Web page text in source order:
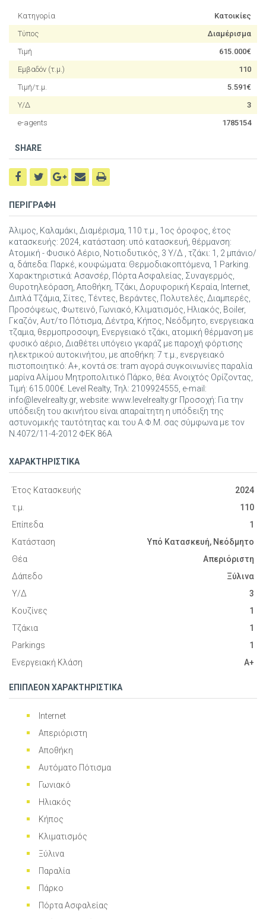
Κατηγορία
Κατοικίες
Τύπος
Διαμέρισμα
Τιμή
615.000€
Εμβαδόν (τ.μ.)
110
Τιμή/τ.μ.
5.591€
Υ/Δ
3
e-agents
1785154
SHARE
ΠΕΡΙΓΡΑΦΗ
Άλιμος, Καλαμάκι, Διαμέρισμα, 110 τ.μ., 1ος όροφος, έτος
κατασκευής: 2024, κατάσταση: υπό κατασκευή, θέρμανση:
Ατομική - Φυσικό Αέριο, Νοτιοδυτικός, 3 Υ/Δ , τζάκι: 1, 2 μπάνιο/
α, δάπεδα: Παρκέ, κουφώματα: Θερμοδιακοπτόμενα, 1 Parking.
Χαρακτηριστικά: Ασανσέρ, Πόρτα Ασφαλείας, Συναγερμός,
Θυροτηλεόραση, Αποθήκη, Τζάκι, Δορυφορική Κεραία, Internet,
Διπλά Τζάμια, Σίτες, Τέντες, Βεράντες, Πολυτελές, Διαμπερές,
Προσόψεως, Φωτεινό, Γωνιακό, Κλιματισμός, Ηλιακός, Boiler,
Γκαζόν, Αυτ/το Πότισμα, Δέντρα, Κήπος, Νεόδμητο, ενεργειακα
τζαμια, θερμοπροσοψη, Ενεργειακό τζάκι, ατομική θέρμανση με
φυσικό αέριο, Διαθέτει υπόγειο γκαράζ με παροχή φόρτισης
ηλεκτρικού αυτοκινήτου, με αποθήκη: 7 τ.μ., ενεργειακό
πιστοποιητικό: Α+, κοντά σε: tram αγορά συγκοινωνίες παραλία
μαρίνα Αλίμου Μητροπολιτικό Πάρκο, θέα: Ανοιχτός Ορίζοντας,
Τιμή: 615.000€. Level Realty, Τηλ: 2109924555, e-mail:
info@levelrealty.gr, website: www.levelrealty.gr Προσοχή: Για την
υπόδειξη του ακινήτου είναι απαραίτητη η υπόδειξη της
αστυνομικής ταυτότητας και του Α.Φ.Μ. σας σύμφωνα με τον
Ν.4072/11-4-2012 ΦΕΚ 86Α
ΧΑΡΑΚΤΗΡΙΣΤΙΚΑ
Έτος Κατασκευής
2024
τ.μ.
110
Επίπεδα
1
Κατάσταση
Υπό Κατασκευή, Νεόδμητο
Θέα
Απεριόριστη
Δάπεδο
Ξύλινα
Υ/Δ
3
Κουζίνες
1
Τζάκια
1
Parkings
1
Ενεργειακή Κλάση
Α+
ΕΠΙΠΛΕΟΝ ΧΑΡΑΚΤΗΡΙΣΤΙΚΑ
Internet
Απεριόριστη
Αποθήκη
Αυτόματο Πότισμα
Γωνιακό
Ηλιακός
Κήπος
Κλιματισμός
Ξύλινα
Παραλία
Πάρκο
Πόρτα Ασφαλείας